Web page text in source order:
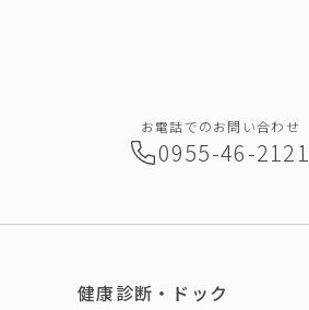
お電話でのお問い合わせ
0955-46-2121
健康診断・ドック